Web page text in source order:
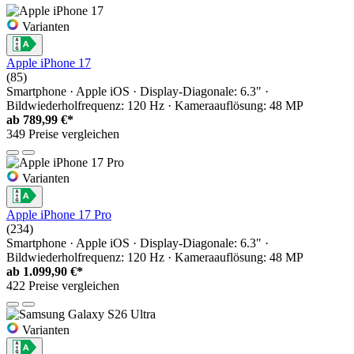
Varianten
Apple iPhone 17
(85)
Smartphone · Apple iOS · Display-Diagonale: 6.3" ·
Bildwiederholfrequenz: 120 Hz · Kameraauflösung: 48 MP
ab 789,99 €*
349 Preise vergleichen
Varianten
Apple iPhone 17 Pro
(234)
Smartphone · Apple iOS · Display-Diagonale: 6.3" ·
Bildwiederholfrequenz: 120 Hz · Kameraauflösung: 48 MP
ab 1.099,90 €*
422 Preise vergleichen
Varianten